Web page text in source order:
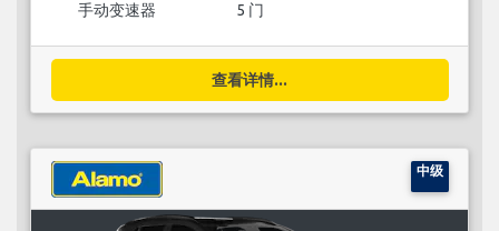
手动变速器 5 门
查看详情...
中级